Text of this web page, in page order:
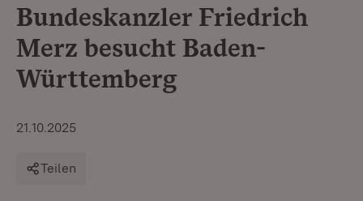
Bundeskanzler Friedrich
Merz besucht Baden-
Württemberg
21.10.2025
Teilen